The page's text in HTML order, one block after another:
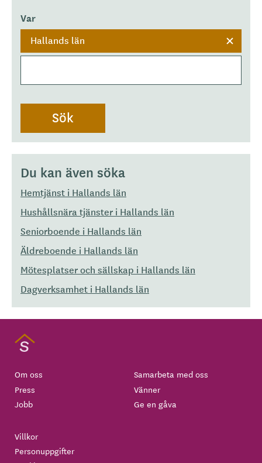
Var
Hallands län
Du kan även söka
Hemtjänst i Hallands län
Hushållsnära tjänster i Hallands län
Seniorboende i Hallands län
Äldreboende i Hallands län
Mötesplatser och sällskap i Hallands län
Dagverksamhet i Hallands län
Om oss
Press
Jobb
Samarbeta med oss
Vänner
Ge en gåva
Villkor
Personuppgifter